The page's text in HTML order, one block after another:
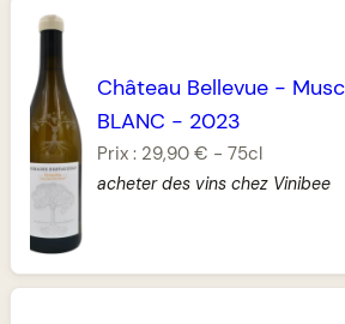
Château Bellevue-
BLANC - 2023
Prix : 29,90 € - 75cl
acheter des vins chez Vinibee